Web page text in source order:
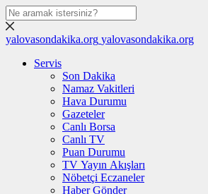
yalovasondakika.org yalovasondakika.org
Servis
Son Dakika
Namaz Vakitleri
Hava Durumu
Gazeteler
Canlı Borsa
Canlı TV
Puan Durumu
TV Yayın Akışları
Nöbetçi Eczaneler
Haber Gönder